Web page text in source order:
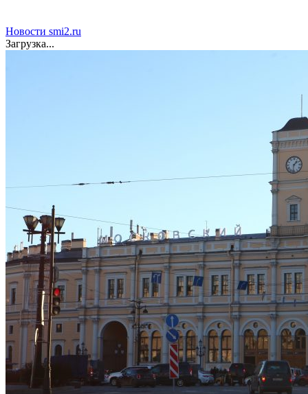
Новости smi2.ru
Загрузка...